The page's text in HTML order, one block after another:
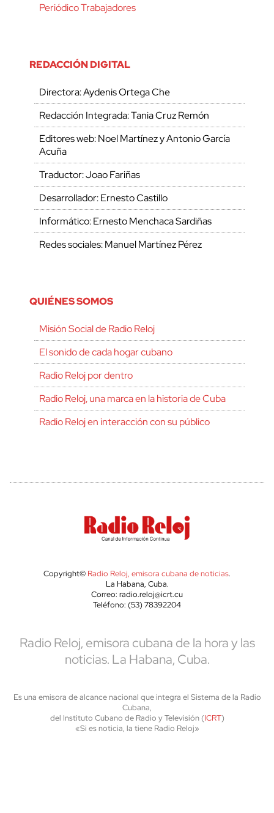
Periódico Trabajadores
REDACCIÓN DIGITAL
Directora: Aydenis Ortega Che
Redacción Integrada: Tania Cruz Remón
Editores web: Noel Martínez y Antonio García
Acuña
Traductor: Joao Fariñas
Desarrollador: Ernesto Castillo
Informático: Ernesto Menchaca Sardiñas
Redes sociales: Manuel Martínez Pérez
QUIÉNES SOMOS
Misión Social de Radio Reloj
El sonido de cada hogar cubano
Radio Reloj por dentro
Radio Reloj, una marca en la historia de Cuba
Radio Reloj en interacción con su público
Copyright© Radio Reloj, emisora cubana de noticias.
La Habana, Cuba.
Correo: radio.reloj@icrt.cu
Teléfono: (53) 78392204
Radio Reloj, emisora cubana de la hora y las
noticias. La Habana, Cuba.
Es una emisora de alcance nacional que integra el Sistema de la Radio
Cubana,
del Instituto Cubano de Radio y Televisión (ICRT)
«Si es noticia, la tiene Radio Reloj»